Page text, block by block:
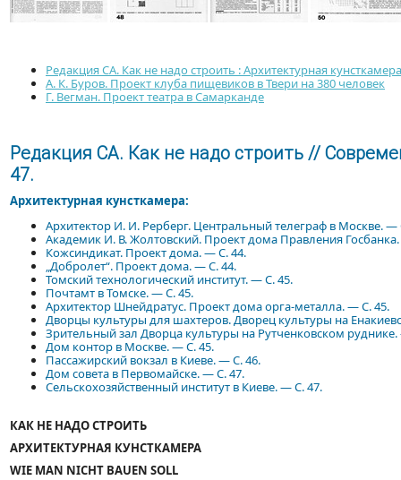
Редакция СА. Как не надо строить : Архитектурная кунсткамера
А. К. Буров. Проект клуба пищевиков в Твери на 380 человек
Г. Вегман. Проект театра в Самарканде
Редакция СА. Как не надо строить //
47.
Архитектурная кунсткамера:
Архитектор И. И. Рерберг. Центральный телеграф в Москве.
Академик И. В. Жолтовский. Проект дома Правления
Кожсиндикат. Проект дома. — С. 44.
„Добролет“. Проект дома. — С. 44.
Томский технологический институт. — С. 45.
Почтамт в Томске. — С. 45.
Архитектор Шнейдратус. Проект дома орга-металла. — С. 45.
Дворцы культуры для шахтеров. Дворец культуры на
Зрительный зал Дворца культуры на Рутченковском
Дом контор в Москве. — С. 45.
Пассажирский вокзал в Киеве. — С. 46.
Дом совета в Первомайске. — С. 47.
Сельскохозяйственный институт в Киеве. — С. 47.
КАК НЕ НАДО СТРОИТЬ
АРХИТЕКТУРНАЯ КУНСТКАМЕРА
WIE MAN NICHT BAUEN SOLL